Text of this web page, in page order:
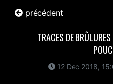
précédent
TRACES DE BRÛLURES
12 Dec 2018,